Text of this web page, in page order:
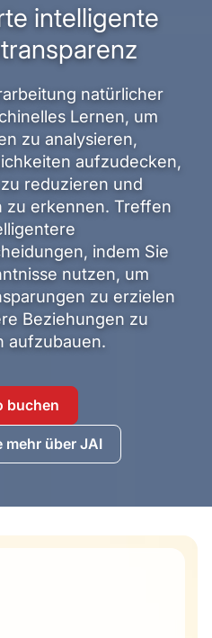
intelligente
natürlicher
Lernen, um
zu analysieren,
aufzudecken,
reduzieren und
zu erkennen. Treffen
indem Sie
nutzen, um
zu erzielen
Beziehungen zu
aufzubauen.
buchen
mehr über JAI